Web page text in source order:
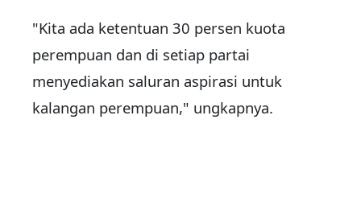
"Kita ada ketentuan 30 persen kuota
perempuan dan di setiap partai
menyediakan saluran aspirasi untuk
kalangan perempuan," ungkapnya.